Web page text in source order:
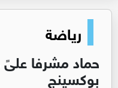
رياضة
حماد مشرفا
بوكسينج